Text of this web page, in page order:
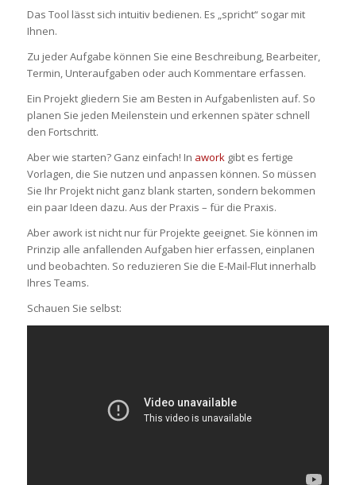
Das Tool lässt sich intuitiv bedienen. Es „spricht“ sogar mit
Ihnen.
Zu jeder Aufgabe können Sie eine Beschreibung, Bearbeiter,
Termin, Unteraufgaben oder auch Kommentare erfassen.
Ein Projekt gliedern Sie am Besten in Aufgabenlisten auf. So
planen Sie jeden Meilenstein und erkennen später schnell
den Fortschritt.
Aber wie starten? Ganz einfach! In aworkgibt es fertige
Vorlagen, die Sie nutzen und anpassen können. So müssen
Sie Ihr Projekt nicht ganz blank starten, sondern bekommen
ein paar Ideen dazu. Aus der Praxis – für die Praxis.
Aber awork ist nicht nur für Projekte geeignet. Sie können im
Prinzip alle anfallenden Aufgaben hier erfassen, einplanen
und beobachten. So reduzieren Sie die E-Mail-Flut innerhalb
Ihres Teams.
Schauen Sie selbst: